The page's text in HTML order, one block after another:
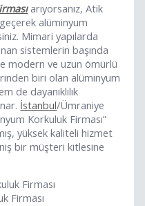
arıyorsanız, Atik
alüminyum
Mimari yapılarda
sistemlerin başında
modern ve uzun ömürlü
biri olan alüminyum
de dayanıklılık
İstanbul/Ümraniye
Korkuluk Firması”
yüksek kaliteli hizmet
bir müşteri kitlesine
Firması